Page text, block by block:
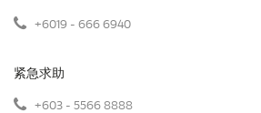
+6019 - 666 6940
紧急求助
+603 - 5566 8888